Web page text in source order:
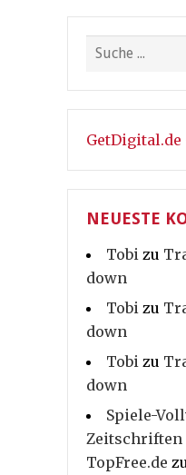
GetDigital.de
NEUESTE
Tobi zu
down
Tobi zu
down
Tobi zu
down
Spiele-
Zeitschriften
TopFree.de zu